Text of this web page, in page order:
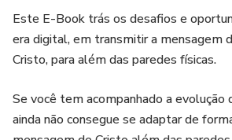
Este E-Book trás os desafios e
era digital, em transmitir a mensagem
Cristo, para além das paredes físicas.
Se você tem acompanhado a evolução
ainda não consegue se adaptar de